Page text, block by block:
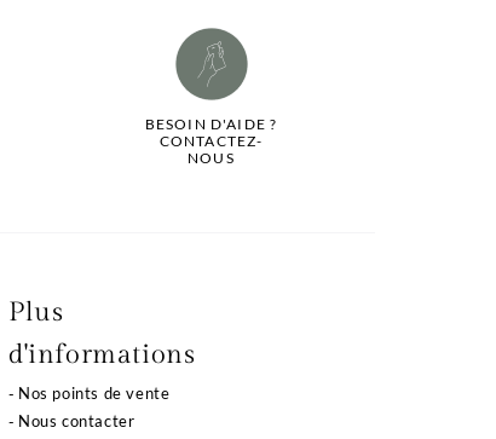
BESOIN D'AIDE ?
CONTACTEZ-
NOUS
Plus
d'informations
Nos points de vente
Nous contacter